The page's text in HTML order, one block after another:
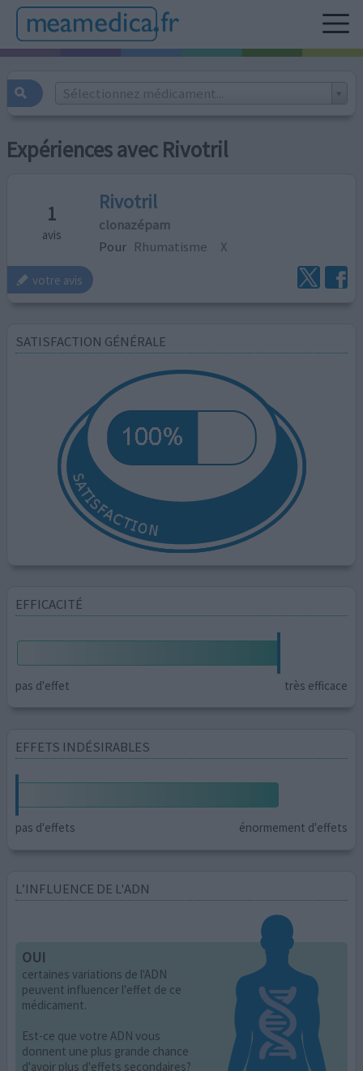
Sélectionnez médicament...
Expériences avec Rivotril
1
avis
Rivotril
clonazépam
Pour Rhumatisme X
votre avis
SATISFACTION GÉNÉRALE
EFFICACITÉ
pas d'effet très efficace
EFFETS INDÉSIRABLES
pas d'effets énormement d'effets
L’INFLUENCE DE L'ADN
OUI
certaines variations de l'ADN
peuvent influencer l'effet de ce
médicament.
Est-ce que votre ADN vous
donnent une plus grande chance
d'avoir plus d'effets secondaires?